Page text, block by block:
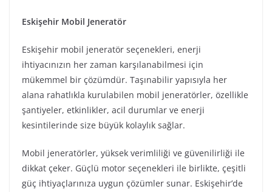
Eskişehir Mobil Jeneratör
Eskişehir mobil jeneratör seçenekleri, enerji
ihtiyacınızın her zaman karşılanabilmesi için
mükemmel bir çözümdür. Taşınabilir yapısıyla her
alana rahatlıkla kurulabilen mobil jeneratörler, özellikle
şantiyeler, etkinlikler, acil durumlar ve enerji
kesintilerinde size büyük kolaylık sağlar.
Mobil jeneratörler, yüksek verimliliği ve güvenilirliği ile
dikkat çeker. Güçlü motor seçenekleri ile birlikte, çeşitli
güç ihtiyaçlarınıza uygun çözümler sunar. Eskişehir’de